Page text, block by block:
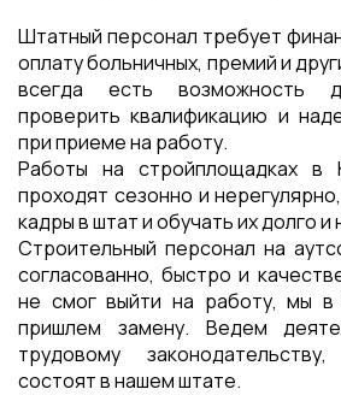
Штатный персонал требует
оплату больничных, премий и
всегда есть возможность
проверить квалификацию и
при приеме на работу.
Работы на стройплощадках в
проходят сезонно и
кадры в штат и обучать их долго и
Строительный персонал на
согласованно, быстро и
не смог выйти на работу, мы в
пришлем замену. Ведем
трудовому
состоят в нашем штате.